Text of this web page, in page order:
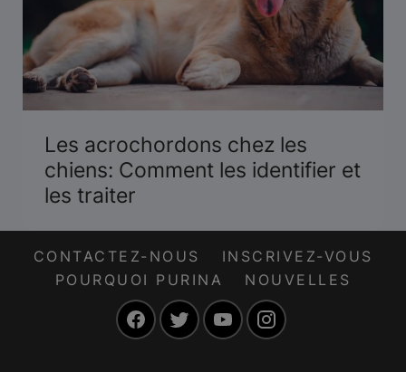
Les acrochordons chez les
chiens: Comment les identifier et
les traiter
CONTACTEZ-NOUS
INSCRIVEZ-VOUS
POURQUOI PURINA
NOUVELLES
FacebookTwitter YouTube